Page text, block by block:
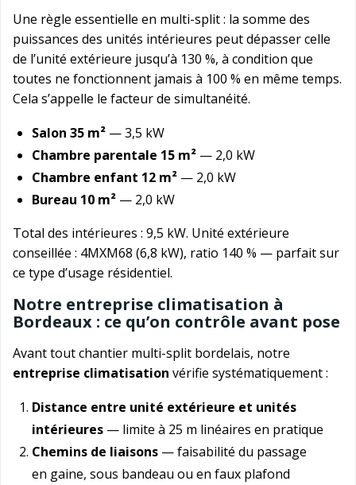
Une règle essentielle en multi-split : la somme des
puissances des unités intérieures peut dépasser celle
de l’unité extérieure jusqu’à 130 %, à condition que
toutes ne fonctionnent jamais à 100 % en même temps.
Cela s’appelle le facteur de simultanéité.
Salon 35 m² — 3,5 kW
Chambre parentale 15 m² — 2,0 kW
Chambre enfant 12 m² — 2,0 kW
Bureau 10 m² — 2,0 kW
Total des intérieures : 9,5 kW. Unité extérieure
conseillée : 4MXM68 (6,8 kW), ratio 140 % — parfait sur
ce type d’usage résidentiel.
Notre entreprise climatisation à
Bordeaux : ce qu’on contrôle avant pose
Avant tout chantier multi-split bordelais, notre
entreprise climatisation vérifie systématiquement :
Distance entre unité extérieure et unités
intérieures — limite à 25 m linéaires en pratique
Chemins de liaisons — faisabilité du passage
en gaine, sous bandeau ou en faux plafond